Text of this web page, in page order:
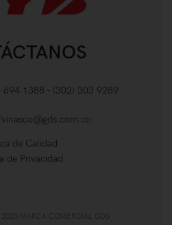
694 1388 - (302) 303 9289
de Calidad
de Privacidad